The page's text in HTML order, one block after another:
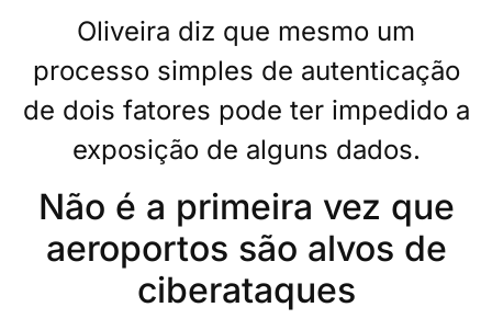
Oliveira diz que mesmo um
processo simples de autenticação
de dois fatores pode ter impedido a
exposição de alguns dados.
Não é a primeira vez que
aeroportos são alvos de
ciberataques